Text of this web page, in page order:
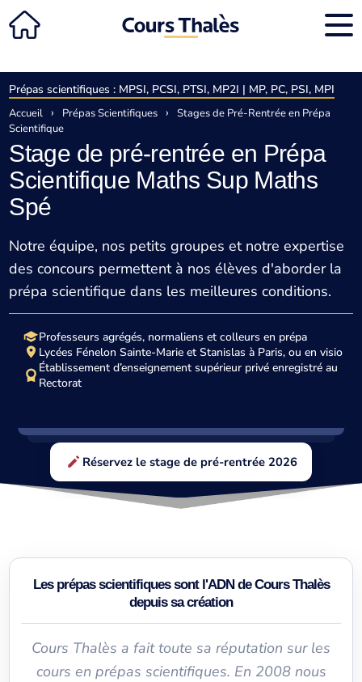
Prépas scientifiques : MPSI, PCSI, PTSI, MP2I | MP, PC, PSI, MPI
Accueil › Prépas Scientifiques ›
Stages de Pré-Rentrée en Prépa
Scientifique
Stage de pré-rentrée en Prépa
Scientifique Maths Sup Maths
Spé
Notre équipe, nos petits groupes et notre expertise
des concours permettent à nos élèves d'aborder la
prépa scientifique dans les meilleures conditions.
Professeurs agrégés, normaliens et colleurs en prépa
Lycées Fénelon Sainte-Marie et Stanislas à Paris, ou en visio
Établissement d’enseignement supérieur privé enregistré au
Rectorat
Réservez le stage de pré-rentrée 2026
Les prépas scientifiques sont l'ADN de Cours Thalès
depuis sa création
Cours Thalès a fait toute sa réputation sur les
cours en prépas scientifiques. En 2008 nous